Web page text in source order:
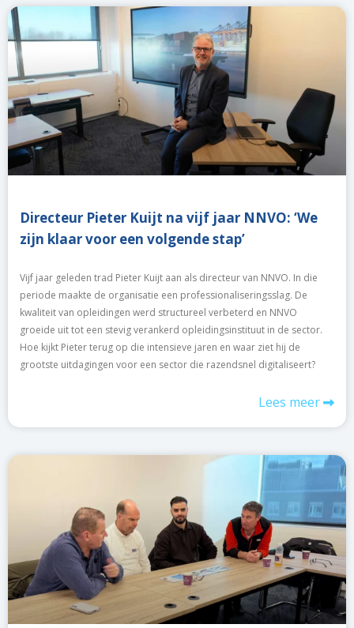
Directeur Pieter Kuijt na vijf jaar NNVO: ‘We
zijn klaar voor een volgende stap’
Vijf jaar geleden trad Pieter Kuijt aan als directeur van NNVO. In die
periode maakte de organisatie een professionaliseringsslag. De
kwaliteit van opleidingen werd structureel verbeterd en NNVO
groeide uit tot een stevig verankerd opleidingsinstituut in de sector.
Hoe kijkt Pieter terug op die intensieve jaren en waar ziet hij de
grootste uitdagingen voor een sector die razendsnel digitaliseert?
Lees meer